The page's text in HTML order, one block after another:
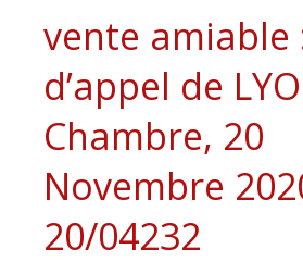
vente amiable
d’appel de
Chambre, 20
Novembre
20/04232